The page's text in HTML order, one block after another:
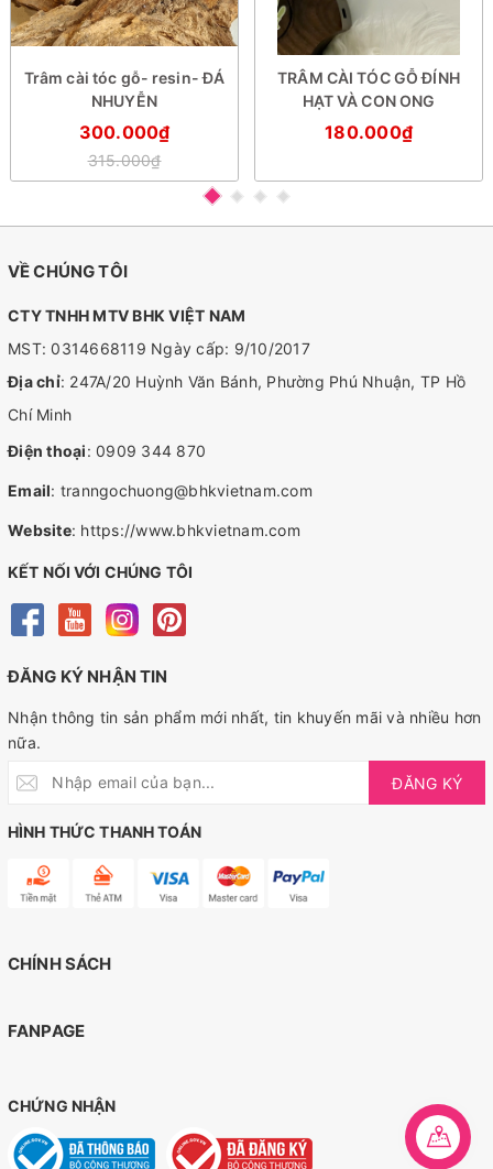
Trâm cài tóc gỗ- resin- ĐÁ
NHUYỄN
300.000₫
315.000₫
TRÂM CÀI TÓC GỖ ĐÍNH
HẠT VÀ CON ONG
180.000₫
VỀ CHÚNG TÔI
CTY TNHH MTV BHK VIỆT NAM
MST: 0314668119 Ngày cấp: 9/10/2017
Địa chỉ: 247A/20 Huỳnh Văn Bánh, Phường Phú Nhuận, TP Hồ
Chí Minh
Điện thoại: 0909 344 870
Email: tranngochuong@bhkvietnam.com
Website: https://www.bhkvietnam.com
KẾT NỐI VỚI CHÚNG TÔI
ĐĂNG KÝ NHẬN TIN
Nhận thông tin sản phẩm mới nhất, tin khuyến mãi và nhiều hơn
nữa.
ĐĂNG KÝ
HÌNH THỨC THANH TOÁN
CHÍNH SÁCH
FANPAGE
CHỨNG NHẬN
Liên hệ